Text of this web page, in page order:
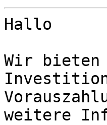
Hallo
Wir bieten
weitere